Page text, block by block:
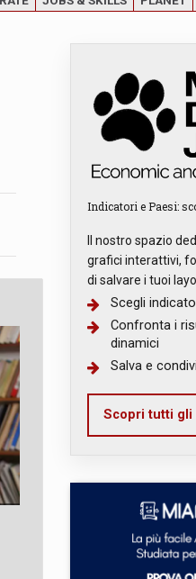
Indicatori e Paesi:
Il nostro spazio
grafici interattivi,
di salvare i tuoi
Scegli
Confronta i
dinamici
Salva e
Scopri tutti gli